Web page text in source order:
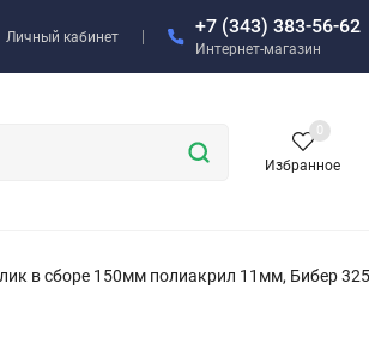
Личный кабинет +7 (343) 383-56-62
Интернет-магазин
Избранное
0
в сборе 150мм полиакрил 11мм, Бибер